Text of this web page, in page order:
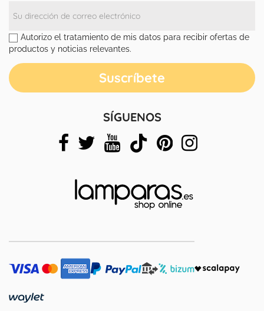
Autorizo el tratamiento de mis datos para recibir ofertas de
productos y noticias relevantes.
SÍGUENOS